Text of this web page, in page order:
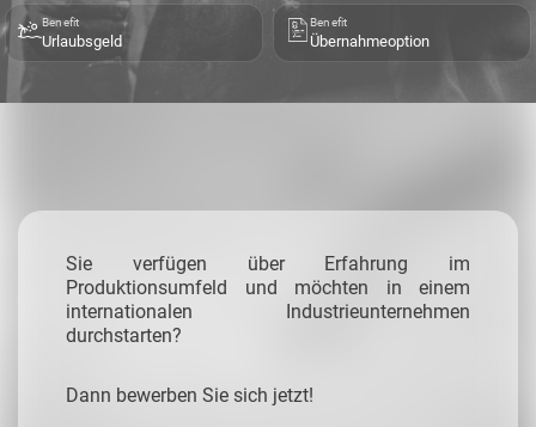
Benefit
Urlaubsgeld
Benefit
Übernahmeoption
Sie verfügen über Erfahrung im
Produktionsumfeld und möchten in einem
internationalen Industrieunternehmen
durchstarten?
Dann bewerben Sie sich jetzt!